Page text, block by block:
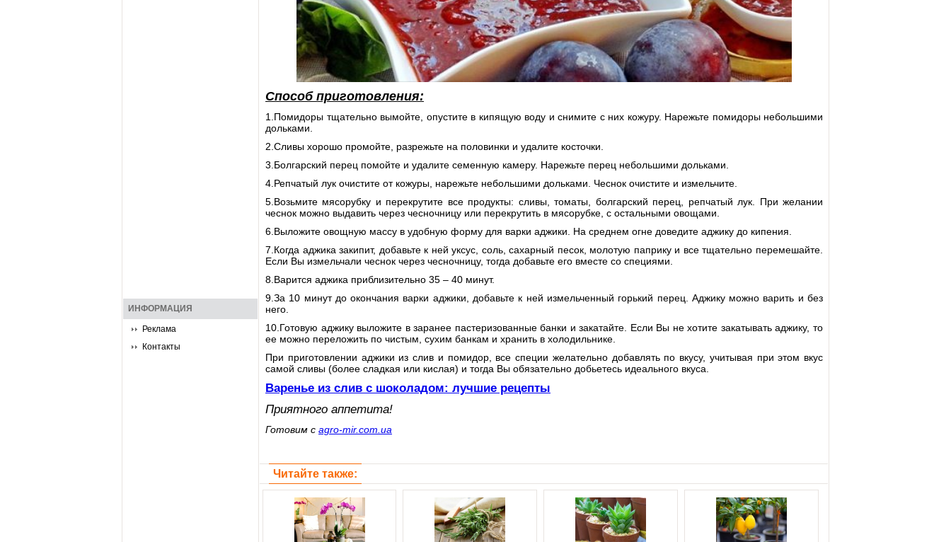
ИНФОРМАЦИЯ
Реклама
Контакты
Способ приготовления:
1.Помидоры тщательно вымойте, опустите в кипящую воду и снимите с них кожуру. Нарежьте помидоры небольшими
дольками.
2.Сливы хорошо промойте, разрежьте на половинки и удалите косточки.
3.Болгарский перец помойте и удалите семенную камеру. Нарежьте перец небольшими дольками.
4.Репчатый лук очистите от кожуры, нарежьте небольшими дольками. Чеснок очистите и измельчите.
5.Возьмите мясорубку и перекрутите все продукты: сливы, томаты, болгарский перец, репчатый лук. При желании
чеснок можно выдавить через чесночницу или перекрутить в мясорубке, с остальными овощами.
6.Выложите овощную массу в удобную форму для варки аджики. На среднем огне доведите аджику до кипения.
7.Когда аджика закипит, добавьте к ней уксус, соль, сахарный песок, молотую паприку и все тщательно перемешайте.
Если Вы измельчали чеснок через чесночницу, тогда добавьте его вместе со специями.
8.Варится аджика приблизительно 35 – 40 минут.
9.За 10 минут до окончания варки аджики, добавьте к ней измельченный горький перец. Аджику можно варить и без
него.
10.Готовую аджику выложите в заранее пастеризованные банки и закатайте. Если Вы не хотите закатывать аджику, то
ее можно переложить по чистым, сухим банкам и хранить в холодильнике.
При приготовлении аджики из слив и помидор, все специи желательно добавлять по вкусу, учитывая при этом вкус
самой сливы (более сладкая или кислая) и тогда Вы обязательно добьетесь идеального вкуса.
Варенье из слив с шоколадом: лучшие рецепты
Приятного аппетита!
Готовим с agro-mir.com.ua
Читайте также: